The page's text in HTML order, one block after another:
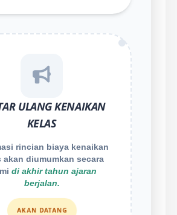
ULANG KENAIKAN
KELAS
rincian biaya kenaikan
akan diumumkan secara
di akhir tahun ajaran
berjalan.
AKAN DATANG